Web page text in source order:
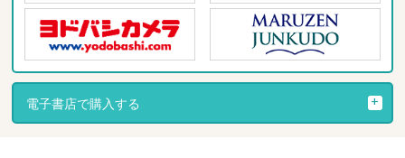
電子書店で購入する